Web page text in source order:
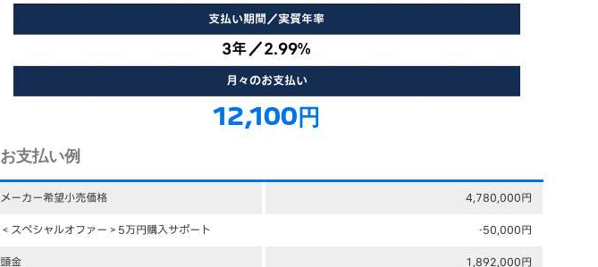
支払い期間／実質年率
3年／2.99%
月々のお支払い
12,100円
お支払い例
メーカー希望小売価格
4,780,000円
＜スペシャルオファー＞5万円購入サポート
-50,000円
頭金
1,892,000円